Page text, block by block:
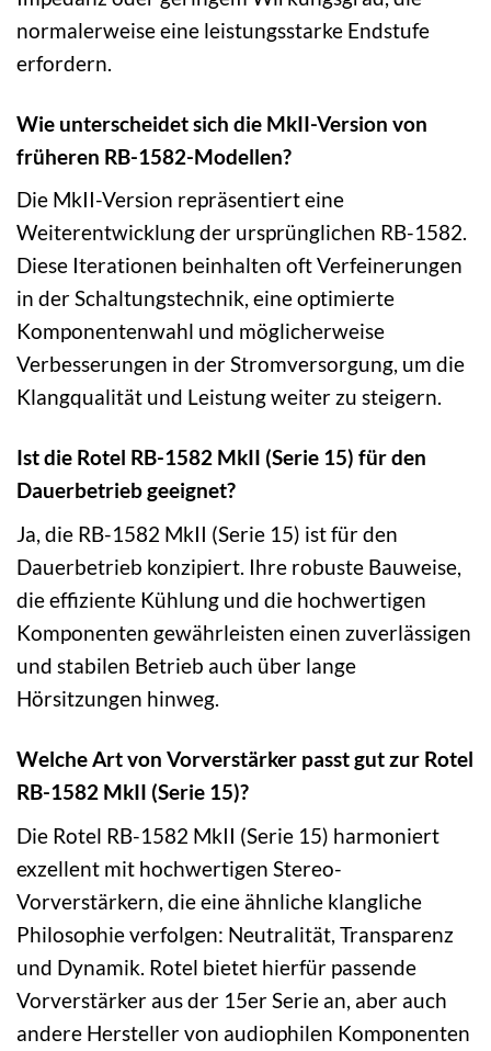
normalerweise eine leistungsstarke Endstufe
erfordern.
Wie unterscheidet sich die MkII-Version von
früheren RB-1582-Modellen?
Die MkII-Version repräsentiert eine
Weiterentwicklung der ursprünglichen RB-1582.
Diese Iterationen beinhalten oft Verfeinerungen
in der Schaltungstechnik, eine optimierte
Komponentenwahl und möglicherweise
Verbesserungen in der Stromversorgung, um die
Klangqualität und Leistung weiter zu steigern.
Ist die Rotel RB-1582 MkII (Serie 15) für den
Dauerbetrieb geeignet?
Ja, die RB-1582 MkII (Serie 15) ist für den
Dauerbetrieb konzipiert. Ihre robuste Bauweise,
die effiziente Kühlung und die hochwertigen
Komponenten gewährleisten einen zuverlässigen
und stabilen Betrieb auch über lange
Hörsitzungen hinweg.
Welche Art von Vorverstärker passt gut zur Rotel
RB-1582 MkII (Serie 15)?
Die Rotel RB-1582 MkII (Serie 15) harmoniert
exzellent mit hochwertigen Stereo-
Vorverstärkern, die eine ähnliche klangliche
Philosophie verfolgen: Neutralität, Transparenz
und Dynamik. Rotel bietet hierfür passende
Vorverstärker aus der 15er Serie an, aber auch
andere Hersteller von audiophilen Komponenten